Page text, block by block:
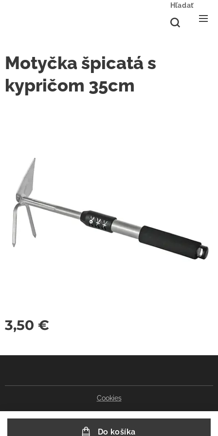
Hľadať
Motyčka špicatá s
kypričom 35cm
3,50 €
Do košíka
Cookies